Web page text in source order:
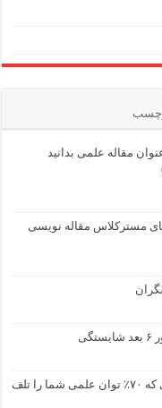
مقاله علمی بدانید
مسترکلاس مقاله نویسی
کتاب‌سنجی (Bibliometric)؛ سواد گمشده‌ای که ۷۰٪ توان علمی شما را تلف